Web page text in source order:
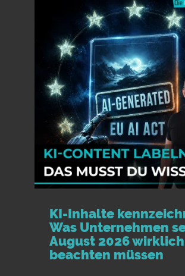
KI-Inhalte
Was Unternehmen
August 2026 wirklich
beachten müssen